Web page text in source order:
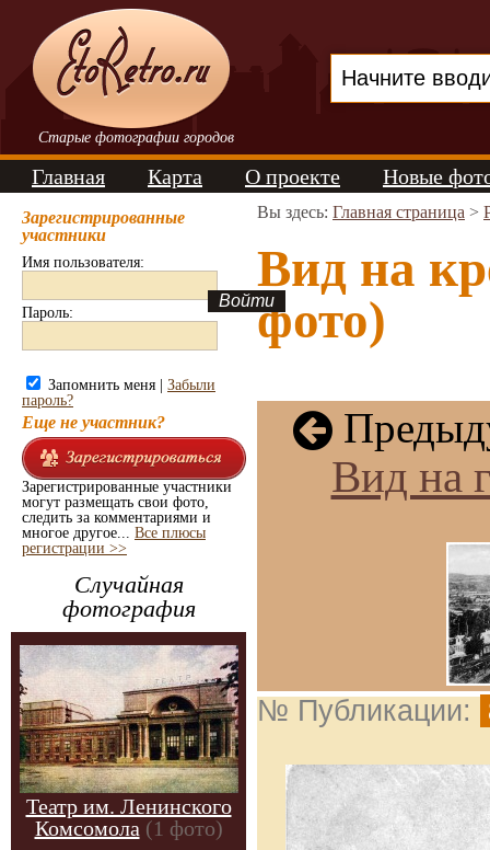
Старые фотографии городов
Главная Карта О проекте Новые
Зарегистрированные
участники
Имя пользователя:
Пароль:
Запомнить меня | Забыли
пароль?
Еще не участник?
Зарегистрированные участники
могут размещать свои фото,
следить за комментариями и
многое другое... Все плюсы
регистрации >>
Случайная
фотография
Театр им. Ленинского
Комсомола (1 фото)
Вы здесь: Главная страница >
Вид на
фото)
Вид на
№ Публикации: